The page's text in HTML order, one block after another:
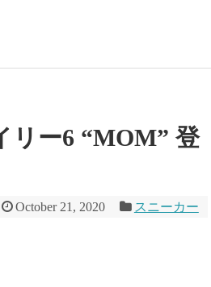
リー6 “MOM” 登
October 21, 2020 スニーカー